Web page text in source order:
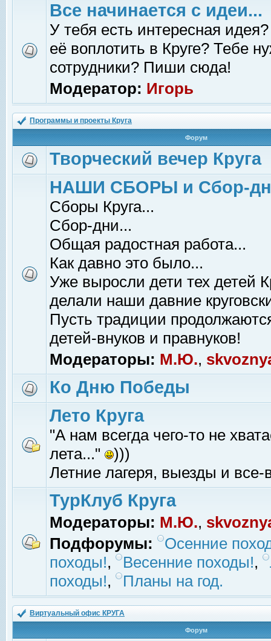
Все начинается с идеи...
У тебя есть интересная
её воплотить в Круге? Тебе
сотрудники? Пиши сюда!
Модератор: Игорь
Программы и проекты Круга
Форум
Творческий вечер Круга
НАШИ СБОРЫ и Сбор-
Сборы Круга...
Сбор-дни...
Общая радостная работа...
Как давно это было...
Уже выросли дети тех детей
делали наши давние
Пусть традиции
детей-внуков и правнуков!
Модераторы: М.Ю.,
Ко Дню Победы
Лето Круга
"А нам всегда чего-то не
лета..."
)))
Летние лагеря, выезды и все-
ТурКлуб Круга
Модераторы: М.Ю.,
Подфорумы:
Осенние
походы!, Весенние походы!,
походы!, Планы на год.
Виртуальный офис КРУГА
Форум